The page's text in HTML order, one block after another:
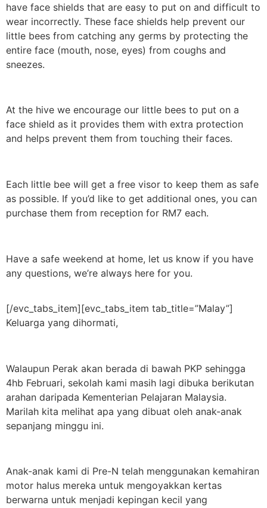
have face shields that are easy to put on and difficult to
wear incorrectly. These face shields help prevent our
little bees from catching any germs by protecting the
entire face (mouth, nose, eyes) from coughs and
sneezes.
At the hive we encourage our little bees to put on a
face shield as it provides them with extra protection
and helps prevent them from touching their faces.
Each little bee will get a free visor to keep them as safe
as possible. If you’d like to get additional ones, you can
purchase them from reception for RM7 each.
Have a safe weekend at home, let us know if you have
any questions, we’re always here for you.
[/evc_tabs_item][evc_tabs_item tab_title=”Malay”]
Keluarga yang dihormati,
Walaupun Perak akan berada di bawah PKP sehingga
4hb Februari, sekolah kami masih lagi dibuka berikutan
arahan daripada Kementerian Pelajaran Malaysia.
Marilah kita melihat apa yang dibuat oleh anak-anak
sepanjang minggu ini.
Anak-anak kami di Pre-N telah menggunakan kemahiran
motor halus mereka untuk mengoyakkan kertas
berwarna untuk menjadi kepingan kecil yang